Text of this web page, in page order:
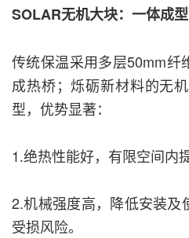
SOLAR无机大块：一体成
传统保温采用多层50mm纤
成热桥；烁砺新材料的无
型，优势显著：
1.绝热性能好，有限空间内
2.机械强度高，降低安装及
受损风险。